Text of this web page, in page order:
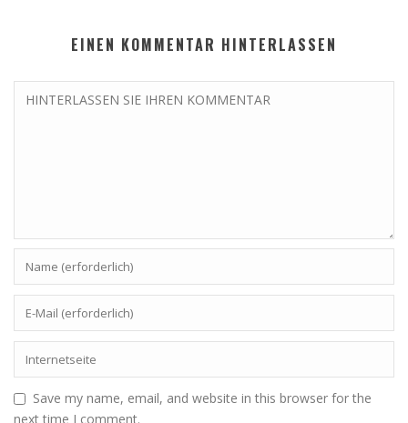
EINEN KOMMENTAR HINTERLASSEN
Save my name, email, and website in this browser for the
next time I comment.